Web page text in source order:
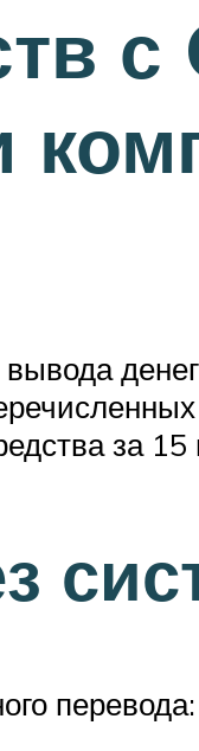
с
за 15
перевода: